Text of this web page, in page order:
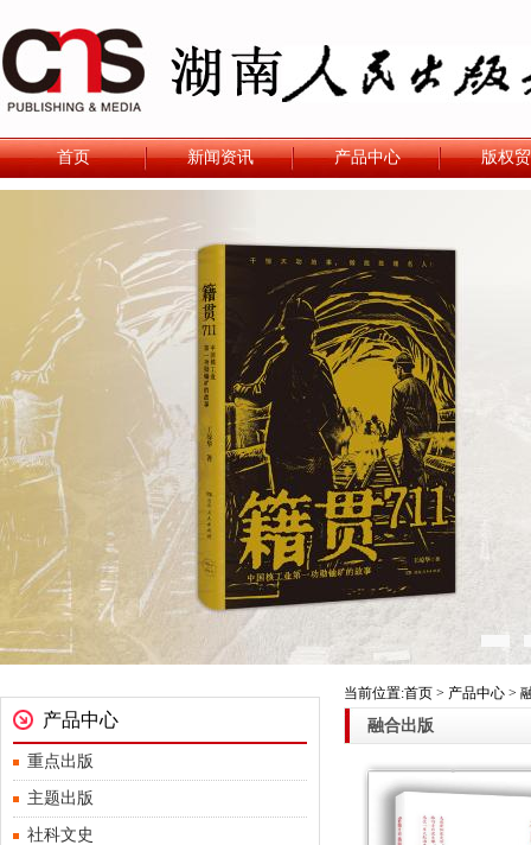
首页 新闻资讯 产品中心 版权
产品中心
重点出版
主题出版
社科文史
当前位置:首页 > 产品中心 >
融合出版